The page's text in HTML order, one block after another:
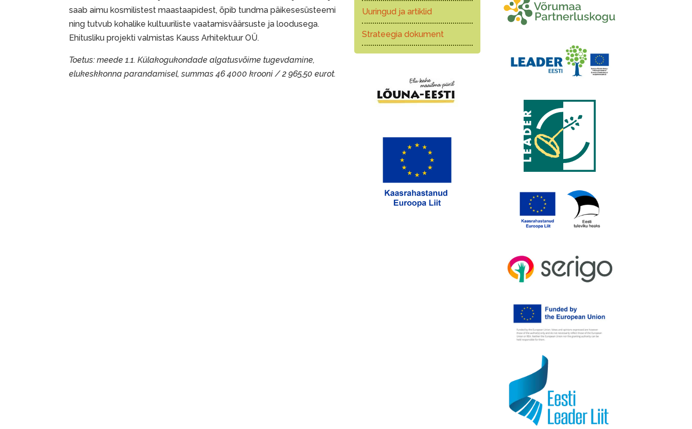
saab aimu kosmilistest maastaapidest, õpib tundma päikesesüsteemi
ning tutvub kohalike kultuuriliste vaatamisväärsuste ja loodusega.
Ehitusliku projekti valmistas Kauss Arhitektuur OÜ.
Toetus: meede 1.1. Külakogukondade algatusvõime tugevdamine,
elukeskkonna parandamisel, summas 46 4000 krooni / 2 965,50 eurot.
Uuringud ja artiklid
Strateegia dokument